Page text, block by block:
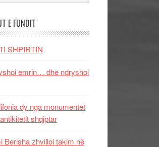
E FUNDIT
SHPIRTIN
emrin… dhe ndryshoi
dy nga monumentet
shqiptar
Berisha zhvilloi takim në